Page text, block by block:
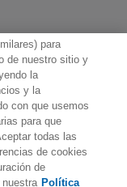
de Uso
de cookies
para
de nuestro sitio y
la
y la
con que usemos
para que
todas las
de cookies
de
Política